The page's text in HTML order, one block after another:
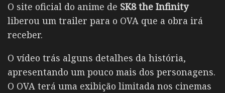
O site oficial do anime de SK8 the Infinity
liberou um trailer para o OVA que a obra irá
receber.
O vídeo trás alguns detalhes da história,
apresentando um pouco mais dos personagens.
O OVA terá uma exibição limitada nos cinemas